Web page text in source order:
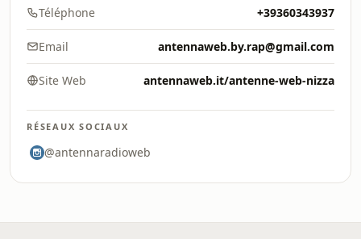
Téléphone +39360343937
Email antennaweb.by.rap@gmail.com
Site Web antennaweb.it/antenne-web-nizza
RÉSEAUX SOCIAUX
@antennaradioweb